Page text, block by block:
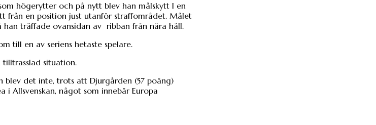
högerytter och på nytt blev han målskytt I en
från en position just utanför straffområdet. Målet
han träffade ovansidan av ribban från nära håll.
till en av seriens hetaste spelare.
situation.
blev det inte, trots att Djurgården (57 poäng)
Allsvenskan, något som innebär Europa